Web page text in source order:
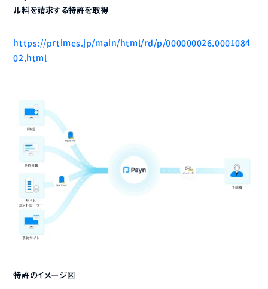
ル料を請求する特許を取得
https://prtimes.jp/main/html/rd/p/000000026.0001084
02.html
特許のイメージ図